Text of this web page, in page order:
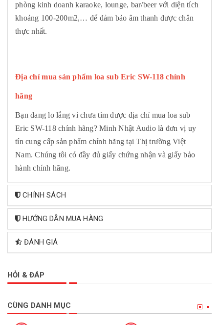
phòng kinh doanh karaoke, lounge, bar/beer với diện tích
khoảng 100-200m2,… để đảm bảo âm thanh được chân
thực nhất.
Địa chỉ mua sản phẩm loa sub Eric SW-118 chính
hãng
Bạn đang lo lắng vì chưa tìm được địa chỉ mua loa sub
Eric SW-118 chính hãng? Minh Nhật Audio là đơn vị uy
tín cung cấp sản phẩm chính hãng tại Thị trường Việt
Nam. Chúng tôi có đầy đủ giấy chứng nhận và giấy bảo
hành chính hãng.
CHÍNH SÁCH
HƯỚNG DẪN MUA HÀNG
ĐÁNH GIÁ
HỎI & ĐÁP
CÙNG DANH MỤC